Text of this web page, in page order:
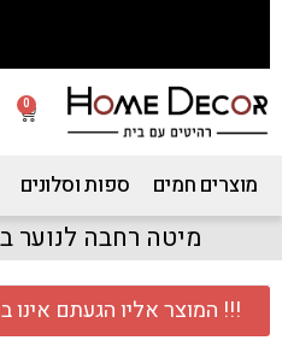
0
מוצרים חמים ספות וסלונים
מיטה רחבה לנוער
!!! המוצר אליו הגעתם אינו